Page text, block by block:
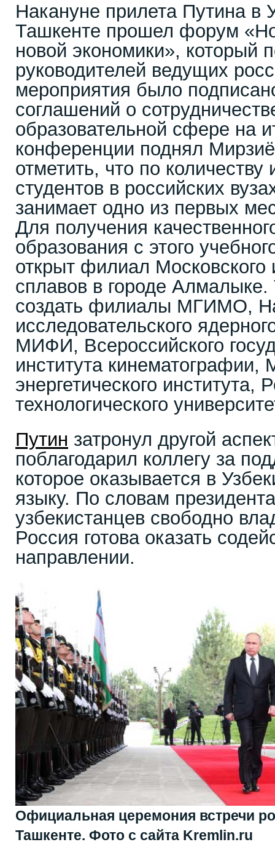
Накануне прилета Путина в
Ташкенте прошел форум
новой экономики», который
руководителей ведущих
мероприятия было
соглашений о
образовательной сфере на
конференции поднял
отметить, что по количеству
студентов в российских
занимает одно из первых
Для получения
образования с этого
открыт филиал Московского
сплавов в городе
создать филиалы МГИМО,
исследовательского
МИФИ, Всероссийского
института кинематографии,
энергетического института,
технологического
Путин затронул другой
поблагодарил коллегу за
которое оказывается в
языку. По словам
узбекистанцев свободно
Россия готова оказать
направлении.
Официальная церемония встречи
Ташкенте. Фото с сайта Kremlin.ru